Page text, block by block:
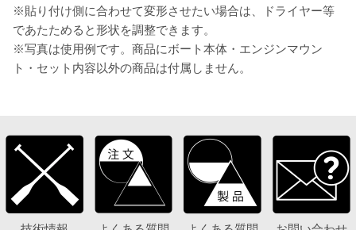
※貼り付け側に合わせて変形させたい場合は、ドライヤー等
であたためると形状を調整できます。
※写真は使用例です。商品にボート本体・エンジンマウン
ト・セット内容以外の商品は付属しません。